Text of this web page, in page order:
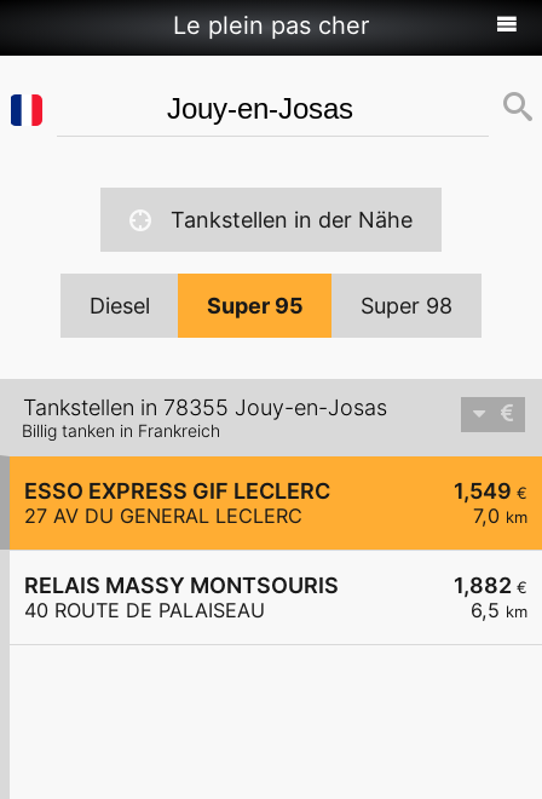
Le plein pas cher
Tankstellen in der Nähe
Diesel Super 95 Super 98
Tankstellen in 78355 Jouy-en-Josas
Billig tanken in Frankreich
1,549 €
7,0 km
ESSO EXPRESS GIF LECLERC
27 AV DU GENERAL LECLERC
1,882 €
6,5 km
RELAIS MASSY MONTSOURIS
40 ROUTE DE PALAISEAU